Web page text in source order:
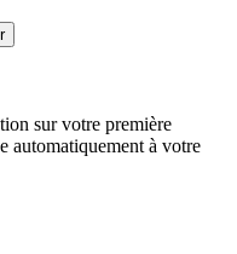
sur votre première
automatiquement à votre